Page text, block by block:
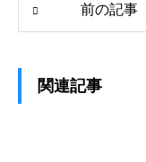
前の記事
関連記事